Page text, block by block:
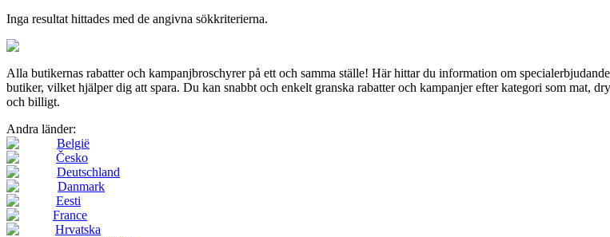
Inga resultat hittades med de angivna sökkriterierna.
Alla butikernas rabatter och kampanjbroschyrer på ett och samma ställe! Här hittar du information om
butiker, vilket hjälper dig att spara. Du kan snabbt och enkelt granska rabatter och kampanjer efter kategori som mat,
och billigt.
Andra länder:
België
Česko
Deutschland
Danmark
Eesti
France
Hrvatska